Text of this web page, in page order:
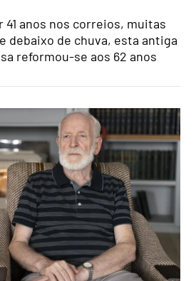
41 anos nos correios, muitas
debaixo de chuva, esta antiga
reformou-se aos 62 anos